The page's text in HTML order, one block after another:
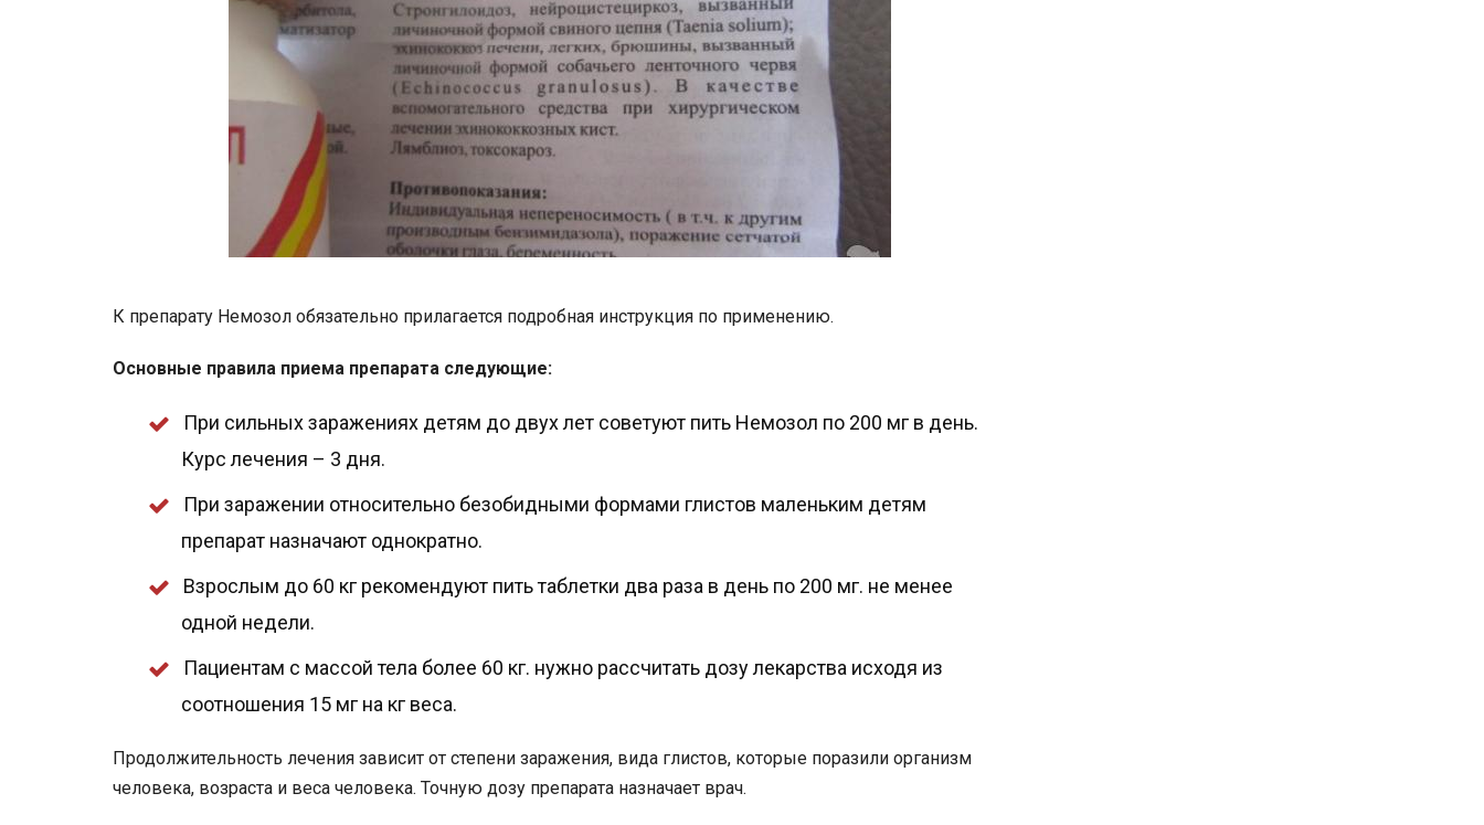
К препарату Немозол обязательно прилагается подробная инструкция по применению.
Основные правила приема препарата следующие:
При сильных заражениях детям до двух лет советуют пить Немозол по 200 мг в день.
Курс лечения – 3 дня.
При заражении относительно безобидными формами глистов маленьким детям
препарат назначают однократно.
Взрослым до 60 кг рекомендуют пить таблетки два раза в день по 200 мг. не менее
одной недели.
Пациентам с массой тела более 60 кг. нужно рассчитать дозу лекарства исходя из
соотношения 15 мг на кг веса.
Продолжительность лечения зависит от степени заражения, вида глистов, которые поразили организм
человека, возраста и веса человека. Точную дозу препарата назначает врач.